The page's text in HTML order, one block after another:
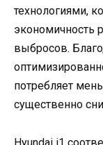
технологиями,
экономичность
выбросов.
потребляет
существенно
Hyundai i1